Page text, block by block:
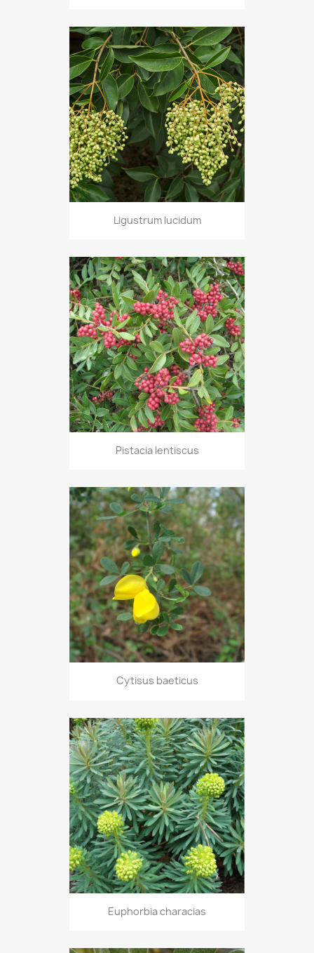
Ligustrum lucidum
Pistacia lentiscus
Cytisus baeticus
Euphorbia characias